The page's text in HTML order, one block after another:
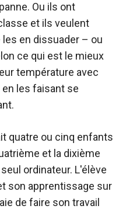
Ou ils ont
et ils veulent
les en dissuader – ou
ce qui est le mieux
température avec
les faisant se
quatre ou cinq enfants
et la dixième
ordinateur. L'élève
son apprentissage sur
de faire son travail